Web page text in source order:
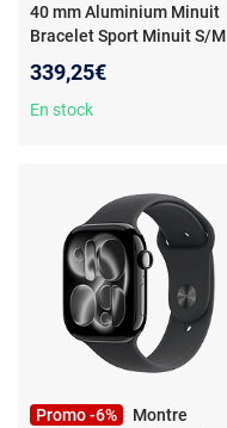
40 mm Aluminium Minuit
Bracelet Sport Minuit S/M
Aluminium - Étanche - GPS -
Cardiofréquencemètre -
339,25€
En stock
Promo -6%
Montre